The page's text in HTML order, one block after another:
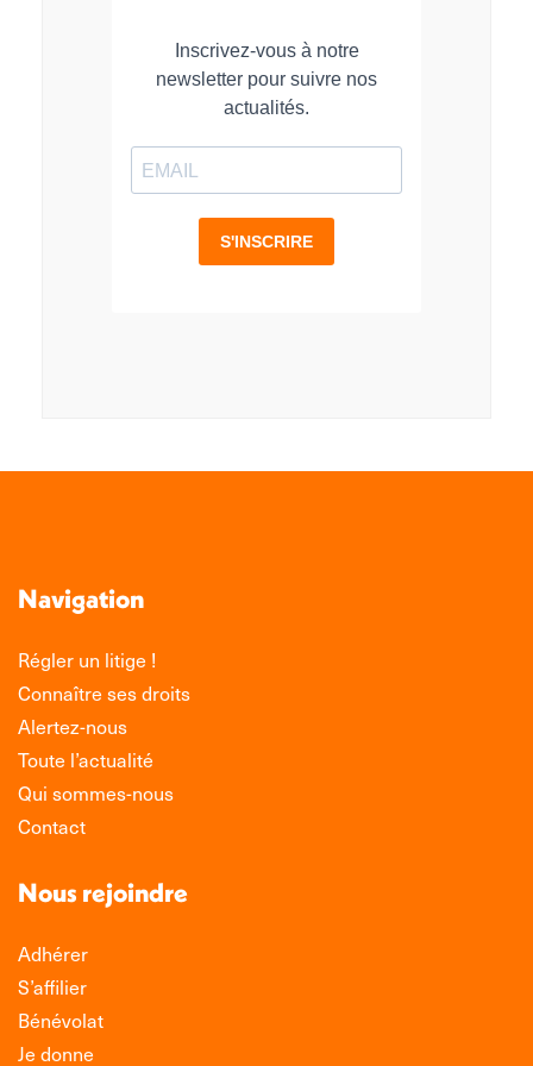
Navigation
Régler un litige !
Connaître ses droits
Alertez-nous
Toute l’actualité
Qui sommes-nous
Contact
Nous rejoindre
Adhérer
S’affilier
Bénévolat
Je donne